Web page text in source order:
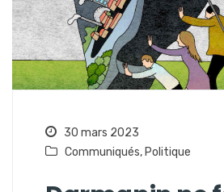
30 mars 2023
Communiqués, Politique